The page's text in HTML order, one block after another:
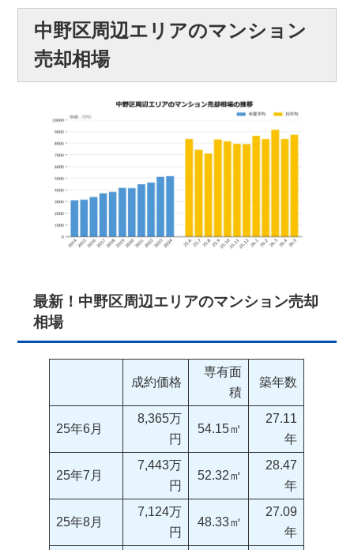
中野区周辺エリアのマンション
売却相場
最新！中野区周辺エリアのマンション売却
相場
成約価格
専有面
積
築年数
25年6月
8,365万
円
54.15㎡
27.11
年
25年7月
7,443万
円
52.32㎡
28.47
年
25年8月
7,124万
円
48.33㎡
27.09
年